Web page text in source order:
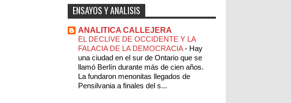
ENSAYOS Y ANALISIS
ANALITICA CALLEJERA
EL DECLIVE DE OCCIDENTE Y LA
FALACIA DE LA DEMOCRACIA- Hay
una ciudad en el sur de Ontario que se
llamó Berlín durante más de cien años.
La fundaron menonitas llegados de
Pensilvania a finales del s...